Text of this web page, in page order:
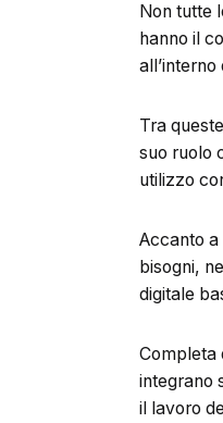
Non tutte
hanno il
Tra
suo ruolo
utilizzo
Accanto a
bisogni,
digitale
Completa
integrano
il lavoro